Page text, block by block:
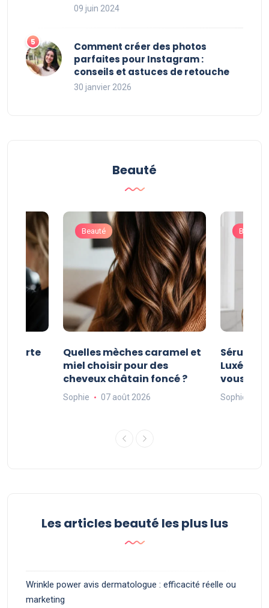
09 juin 2024
Comment créer des photos
parfaites pour Instagram :
conseils et astuces de retouche
30 janvier 2026
Beauté
courte
Beauté
Quelles mèches caramel et
miel choisir pour des
cheveux châtain foncé ?
Sophie 07 août 2026
Beauté
Sérum
Luxéol :
vous
Sophie
Les articles beauté les plus lus
Wrinkle power avis dermatologue : efficacité réelle ou
marketing